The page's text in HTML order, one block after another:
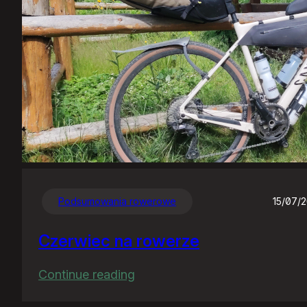
Podsumowania rowerowe 15/07/
Czerwiec na rowerze
Continue reading